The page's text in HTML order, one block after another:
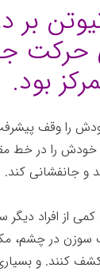
بر
حرکت
بود.
را وقف
خودش را در خط
و جانفشانی کند.
کمی از افراد
سوزن در چشم،
کنند. و